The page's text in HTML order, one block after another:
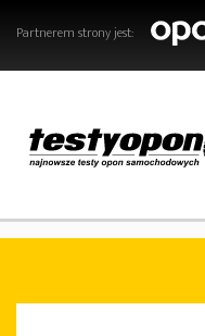
Partnerem strony jest: